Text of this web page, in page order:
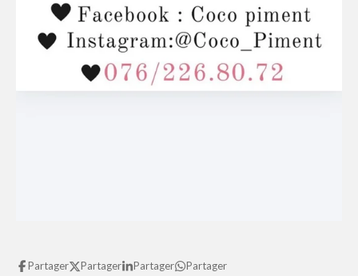
Partager Partager Partager Partager